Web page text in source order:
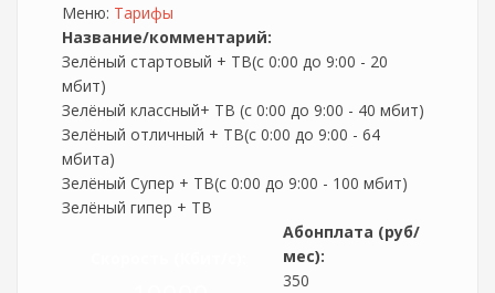
Меню: Тарифы
Название/комментарий:
Зелёный стартовый + ТВ(с 0:00 до 9:00 - 20
мбит)
Зелёный классный+ ТВ (с 0:00 до 9:00 - 40 мбит)
Зелёный отличный + ТВ(с 0:00 до 9:00 - 64
мбита)
Зелёный Супер + ТВ(с 0:00 до 9:00 - 100 мбит)
Зелёный гипер + ТВ
Абонплата (руб/
мес):
350